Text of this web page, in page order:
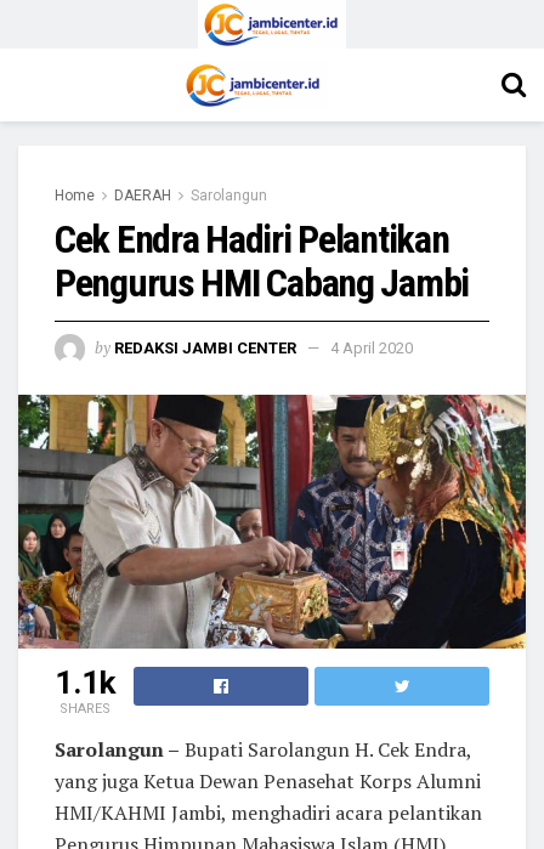
Home DAERAH Sarolangun
Cek Endra Hadiri Pelantikan
Pengurus HMI Cabang Jambi
by REDAKSI JAMBI CENTER 4 April 2020
1.1k
SHARES
Sarolangun – Bupati Sarolangun H. Cek Endra,
yang juga Ketua Dewan Penasehat Korps Alumni
HMI/KAHMI Jambi, menghadiri acara pelantikan